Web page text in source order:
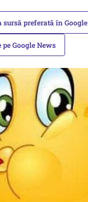
sursă preferată în Google
Google News